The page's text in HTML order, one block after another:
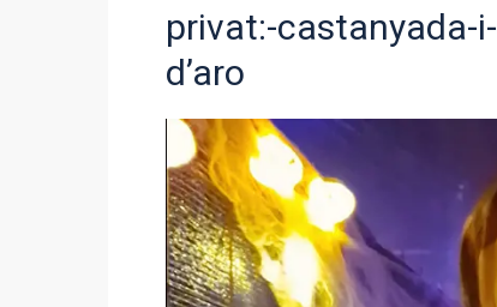
privat:-castanyada-
d’aro